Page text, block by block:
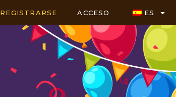
REGISTRARSE ACCESO ES